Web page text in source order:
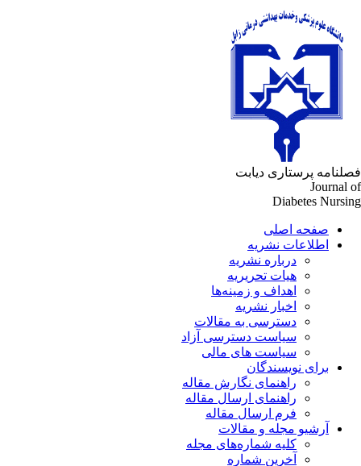
پرستاری دیابت
Journal
Diabetes
صفحه اصلی
اطلاعات نشریه
درباره نشریه
هیات تحریریه
اهداف و زمینه‌ها
اخبار نشریه
دسترسی به مقالات
سیاست دسترسی آزاد
سیاست های مالی
برای نویسندگان
راهنمای نگارش مقاله
راهنمای ارسال مقاله
فرم ارسال مقاله
آرشیو مجله و مقالات
کلیه شماره‌های مجله
آخرین شماره